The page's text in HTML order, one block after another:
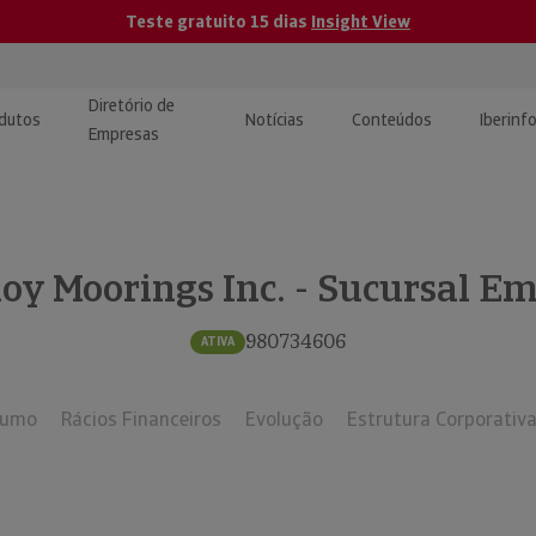
Teste gratuito 15 dias Insight View
e Monitorização de
Diretório de
Empresas
Notícias Conteúdos
| Estudos e
Moorings Inc. - Sucursal
ATIVA 980734606
Rácios Financeiros Evolução Estrutura Corporativa